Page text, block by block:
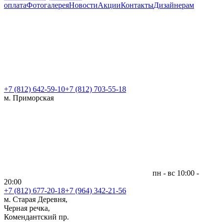
оплатаФотогалереяНовостиАкцииКонтактыДизайнерам
+7 (812) 642-59-10+7 (812) 703-55-18
м. Приморская
пн - вс 10:00 -
20:00
+7 (812) 677-20-18+7 (964) 342-21-56
м. Старая Деревня,
Черная речка,
Комендантский пр.